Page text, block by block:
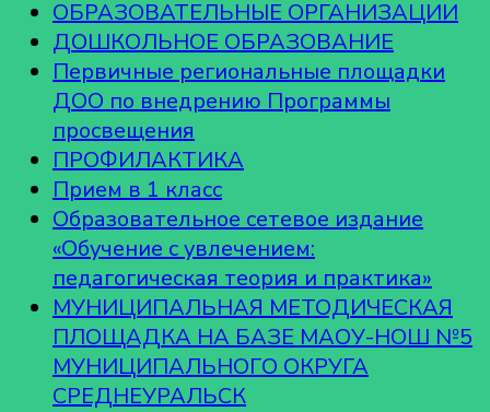
ОБРАЗОВАТЕЛЬНЫЕ ОРГАНИЗАЦИИ
ДОШКОЛЬНОЕ ОБРАЗОВАНИЕ
Первичные региональные площадки
ДОО по внедрению Программы
просвещения
ПРОФИЛАКТИКА
Прием в 1 класс
Образовательное сетевое издание
«Обучение с увлечением:
педагогическая теория и практика»
МУНИЦИПАЛЬНАЯ МЕТОДИЧЕСКАЯ
ПЛОЩАДКА НА БАЗЕ МАОУ-НОШ №5
МУНИЦИПАЛЬНОГО ОКРУГА
СРЕДНЕУРАЛЬСК